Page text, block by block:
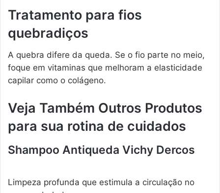
Tratamento para fios
quebradiços
A quebra difere da queda. Se o fio parte no meio,
foque em vitaminas que melhoram a elasticidade
capilar como o colágeno.
Veja Também Outros Produtos
para sua rotina de cuidados
Shampoo Antiqueda Vichy Dercos
Limpeza profunda que estimula a circulação no